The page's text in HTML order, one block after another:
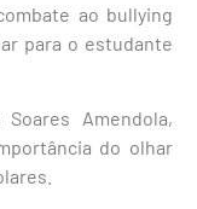
ao bullying
para o estudante
Amendola,
do olhar